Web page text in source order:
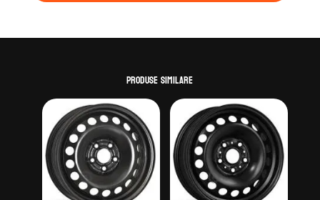
Produse similare